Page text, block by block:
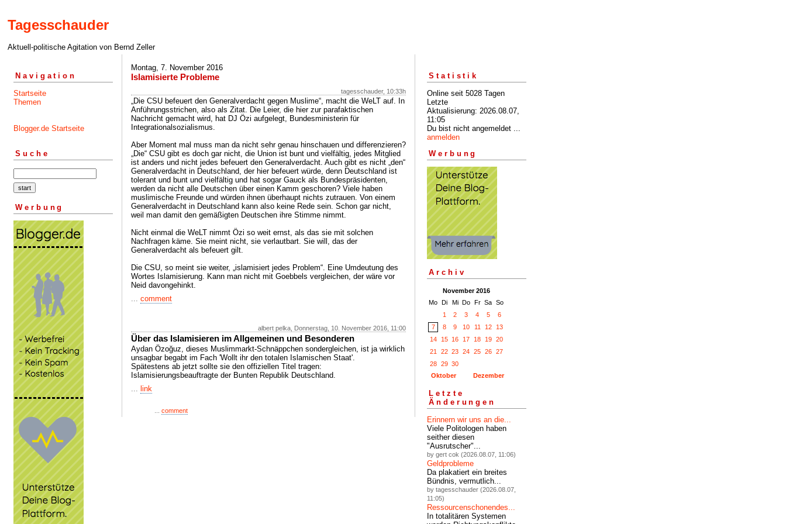
Tagesschauder
Aktuell-politische Agitation von Bernd Zeller
Navigation
Startseite
Themen
Blogger.de Startseite
Suche
Werbung
Montag, 7. November 2016
Islamisierte Probleme
tagesschauder, 10:33h
„Die CSU befeuert den Generalverdacht gegen Muslime“, macht die WeLT auf. In
Anführungsstrichen, also als Zitat. Die Leier, die hier zur parafaktischen
Nachricht gemacht wird, hat DJ Özi aufgelegt, Bundesministerin für
Integrationalsozialismus.
Aber Moment mal muss man da nicht sehr genau hinschauen und differenzieren?
„Die“ CSU gibt es doch gar nicht, die Union ist bunt und vielfältig, jedes Mitglied
ist anders und nicht jedes befeuert den Generalverdacht. Auch gibt es nicht „den“
Generalverdacht in Deutschland, der hier befeuert würde, denn Deutschland ist
tolerant und bunt und vielfältig und hat sogar Gauck als Bundespräsidenten,
werden da nicht alle Deutschen über einen Kamm geschoren? Viele haben
muslimische Freunde und würden ihnen überhaupt nichts zutrauen. Von einem
Generalverdacht in Deutschland kann also keine Rede sein. Schon gar nicht,
weil man damit den gemäßigten Deutschen ihre Stimme nimmt.
Nicht einmal die WeLT nimmt Özi so weit ernst, als das sie mit solchen
Nachfragen käme. Sie meint nicht, sie verlautbart. Sie will, das der
Generalverdacht als befeuert gilt.
Die CSU, so meint sie weiter, „islamisiert jedes Problem“. Eine Umdeutung des
Wortes Islamisierung. Kann man nicht mit Goebbels vergleichen, der wäre vor
Neid davongehinkt.
... comment
albert pelka, Donnerstag, 10. November 2016, 11:00
Über das Islamisieren im Allgemeinen und Besonderen
Aydan Özoğuz, dieses Muslimmarkt-Schnäppchen sondergleichen, ist ja wirklich
unsagbar begabt im Fach 'Wollt ihr den totalen Islamischen Staat'.
Spätestens ab jetzt sollte sie den offiziellen Titel tragen:
Islamisierungsbeauftragte der Bunten Republik Deutschland.
... link
comment
Statistik
Online seit 5028 Tagen
Letzte
Aktualisierung: 2026.08.07,
11:05
Du bist nicht angemeldet ...
anmelden
Werbung
Archiv
November 2016
Mo Di Mi Do Fr Sa So
1
2 3 4 5
6
7
8 9 10 11 12
13
14
15 16 17 18 19
20
21
22 23 24 25 26
27
28
29 30
Oktober
Dezember
Letzte
Änderungen
Erinnern wir uns an die...
Viele Politologen haben
seither diesen
"Ausrutscher"...
by gert cok (2026.08.07, 11:06)
Geldprobleme
Da plakatiert ein breites
Bündnis, vermutlich...
by tagesschauder (2026.08.07,
11:05)
Ressourcenschonendes...
In totalitären Systemen